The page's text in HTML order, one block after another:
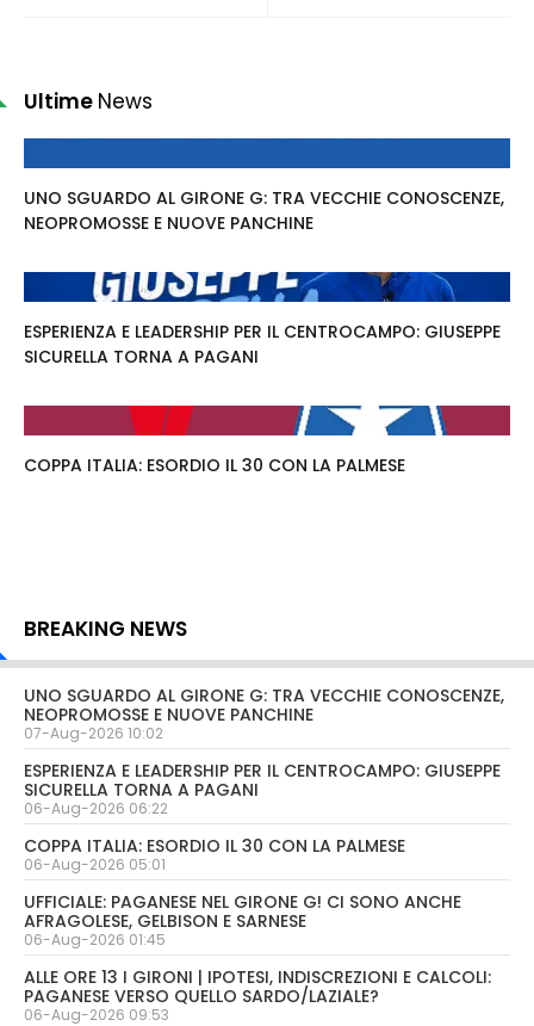
Ultime News
UNO SGUARDO AL GIRONE G: TRA VECCHIE CONOSCENZE,
NEOPROMOSSE E NUOVE PANCHINE
ESPERIENZA E LEADERSHIP PER IL CENTROCAMPO: GIUSEPPE
SICURELLA TORNA A PAGANI
COPPA ITALIA: ESORDIO IL 30 CON LA PALMESE
BREAKING NEWS
UNO SGUARDO AL GIRONE G: TRA VECCHIE CONOSCENZE,
NEOPROMOSSE E NUOVE PANCHINE
07-Aug-2026 10:02
ESPERIENZA E LEADERSHIP PER IL CENTROCAMPO: GIUSEPPE
SICURELLA TORNA A PAGANI
06-Aug-2026 06:22
COPPA ITALIA: ESORDIO IL 30 CON LA PALMESE
06-Aug-2026 05:01
UFFICIALE: PAGANESE NEL GIRONE G! CI SONO ANCHE
AFRAGOLESE, GELBISON E SARNESE
06-Aug-2026 01:45
ALLE ORE 13 I GIRONI | IPOTESI, INDISCREZIONI E CALCOLI:
PAGANESE VERSO QUELLO SARDO/LAZIALE?
06-Aug-2026 09:53